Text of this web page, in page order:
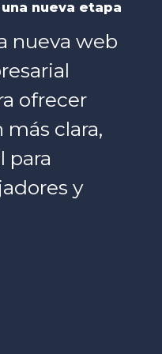
nueva etapa
nueva web
ofrecer
clara,
para
y